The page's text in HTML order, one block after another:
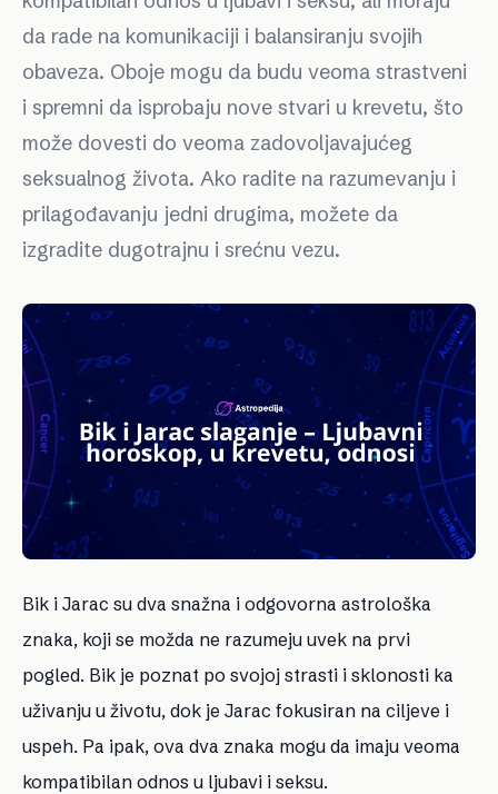
da rade na komunikaciji i balansiranju svojih
obaveza. Oboje mogu da budu veoma strastveni
i spremni da isprobaju nove stvari u krevetu, što
može dovesti do veoma zadovoljavajućeg
seksualnog života. Ako radite na razumevanju i
prilagođavanju jedni drugima, možete da
izgradite dugotrajnu i srećnu vezu.
Bik i Jarac su dva snažna i odgovorna astrološka
znaka, koji se možda ne razumeju uvek na prvi
pogled. Bik je poznat po svojoj strasti i sklonosti ka
uživanju u životu, dok je Jarac fokusiran na ciljeve i
uspeh. Pa ipak, ova dva znaka mogu da imaju veoma
kompatibilan odnos u ljubavi i seksu.